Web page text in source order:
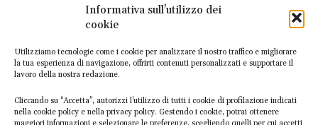
Informativa sull'utilizzo dei
cookie
Utilizziamo tecnologie come i cookie per analizzare il nostro traffico e migliorare
la tua esperienza di navigazione, offrirti contenuti personalizzati e supportare il
lavoro della nostra redazione.
Cliccando su “Accetta”, autorizzi l’utilizzo di tutti i cookie di profilazione indicati
nella cookie policy e nella privacy policy. Gestendo i cookie, potrai ottenere
Daniele Di Stefano - 10 Luglio 2026